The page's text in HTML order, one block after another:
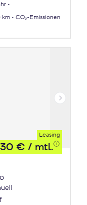
km
CO₂-Emissionen
Leasing
€ / mtl.